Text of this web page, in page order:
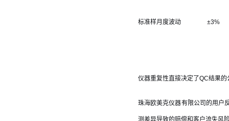
标准样月度波动 ±3%
仪器重复性直接决定了QC结果
珠海欧美克仪器有限公司的用户
测差异导致的赔偿和客户流失风